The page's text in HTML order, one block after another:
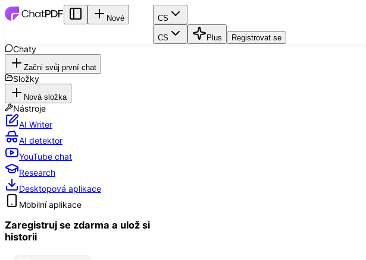
Nové CS
CS Plus Registrovat se
Chaty
Začni svůj první chat
Složky
Nová složka
Nástroje
AI Writer
AI detektor
YouTube chat
Research
Desktopová aplikace
Mobilní aplikace
Zaregistruj se zdarma a ulož si
historii